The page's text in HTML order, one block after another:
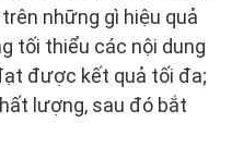
những gì hiệu quả
tối thiểu các nội dung
được kết quả tối đa;
lượng, sau đó bắt